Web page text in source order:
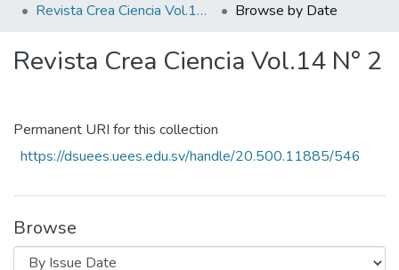
Revista Crea Ciencia Vol.14 N° 2
Browse by Date
Revista Crea Ciencia Vol.14 N° 2
Permanent URI for this collection
https://dsuees.uees.edu.sv/handle/20.500.11885/546
Browse